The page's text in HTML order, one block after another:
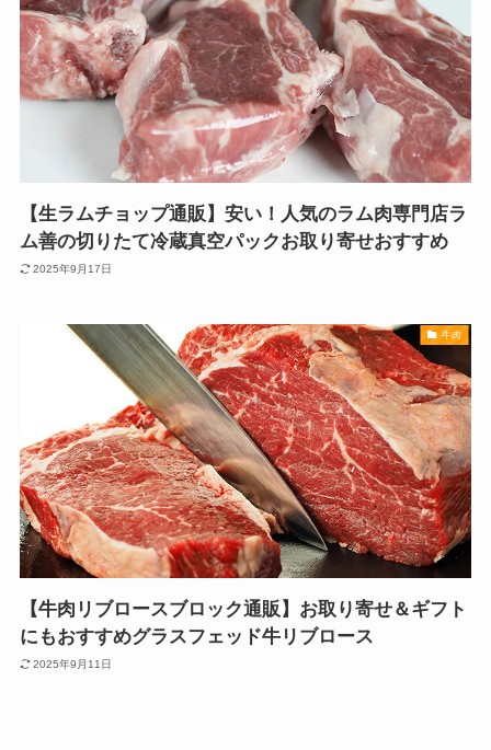
【生ラムチョップ通販】安い！人気のラム肉専門店ラ
ム善の切りたて冷蔵真空パックお取り寄せおすすめ
2025年9月17日
牛肉
【牛肉リブロースブロック通販】お取り寄せ＆ギフト
にもおすすめグラスフェッド牛リブロース
2025年9月11日